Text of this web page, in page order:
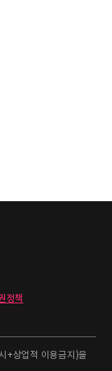
정책
+상업적 이용금지)을